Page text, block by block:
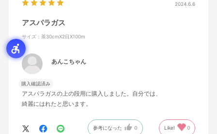
2024.6.6
アスパラガス
サイズ：茶30cmX2目X100m
あんこちゃん
購入確認済み
アスパラガスの上の段用に購入しました。自分では、
綺麗にはれたと思います。
参考になった 0 Like! 0